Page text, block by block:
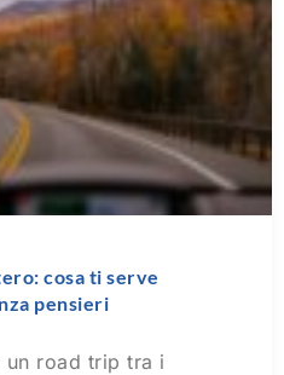
cosa ti serve
pensieri
un road trip tra i